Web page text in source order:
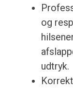
og
udtryk.